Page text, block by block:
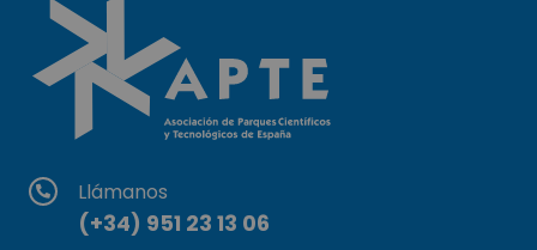
Llámanos
(+34) 951 23 13 06